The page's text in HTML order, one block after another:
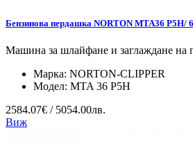
Бензинова пердашка NORTON MTA36 P5H/
Машина за шлайфане и заглаждане на
Марка: NORTON-CLIPPER
Модел: MTA 36 P5H
2584.07€ / 5054.00лв.
Виж